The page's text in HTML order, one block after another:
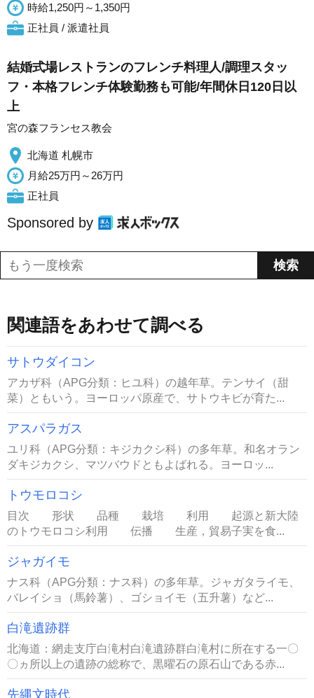
時給1,250円～1,350円
正社員 / 派遣社員
結婚式場レストランのフレンチ料理人/調理スタッ
フ・本格フレンチ体験勤務も可能/年間休日120日以
上
宮の森フランセス教会
北海道 札幌市
月給25万円～26万円
正社員
Sponsored by
関連語をあわせて調べる
サトウダイコン
アカザ科（APG分類：ヒユ科）の越年草。テンサイ（甜
菜）ともいう。ヨーロッパ原産で、サトウキビが育た...
アスパラガス
ユリ科（APG分類：キジカクシ科）の多年草。和名オラン
ダキジカクシ、マツバウドともよばれる。ヨーロッ...
トウモロコシ
目次 形状 品種 栽培 利用 起源と新大陸
のトウモロコシ利用 伝播 生産，貿易子実を食...
ジャガイモ
ナス科（APG分類：ナス科）の多年草。ジャガタライモ、
バレイショ（馬鈴薯）、ゴショイモ（五升薯）など...
白滝遺跡群
北海道：網走支庁白滝村白滝遺跡群白滝村に所在する一〇
〇ヵ所以上の遺跡の総称で、黒曜石の原石山である赤...
先縄文時代